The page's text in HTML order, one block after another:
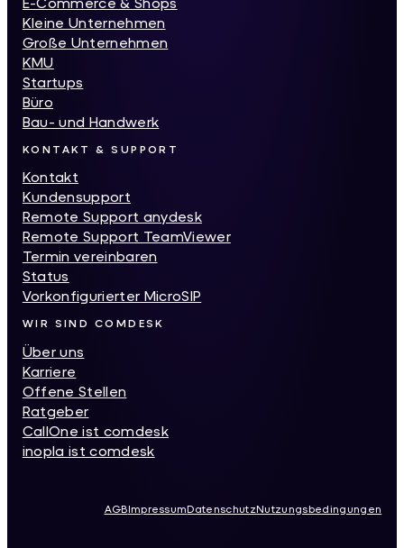
Kleine Unternehmen
Große Unternehmen
KMU
Startups
Büro
Bau- und Handwerk
KONTAKT & SUPPORT
Kontakt
Kundensupport
Remote Support anydesk
Remote Support TeamViewer
Termin vereinbaren
Status
Vorkonfigurierter MicroSIP
WIR SIND COMDESK
Über uns
Karriere
Offene Stellen
Ratgeber
CallOne ist comdesk
inopla ist comdesk
AGBImpressumDatenschutzNutzungsbedingungen